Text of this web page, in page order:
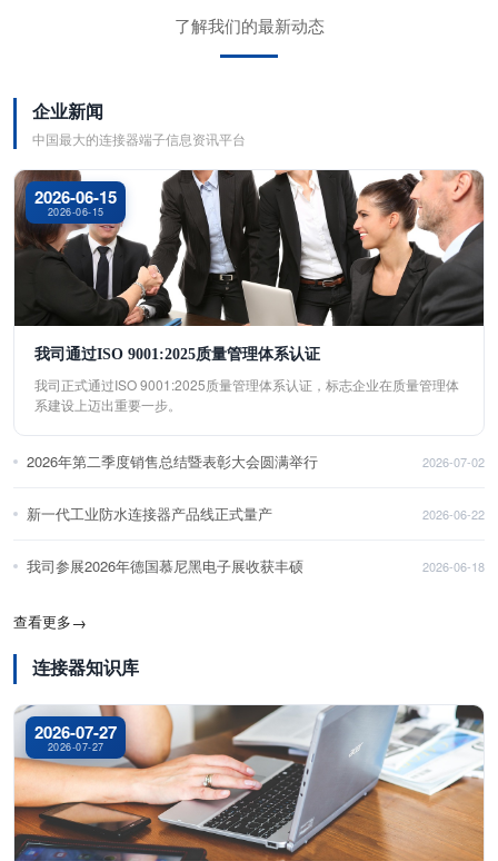
了解我们的最新动态
企业新闻
中国最大的连接器端子信息资讯平台
2026-06-15
2026-06-15
我司通过ISO 9001:2025质量管理体系认证
我司正式通过ISO 9001:2025质量管理体系认证，标志企业在质量管理体
系建设上迈出重要一步。
2026年第二季度销售总结暨表彰大会圆满举行 2026-07-02
新一代工业防水连接器产品线正式量产 2026-06-22
我司参展2026年德国慕尼黑电子展收获丰硕 2026-06-18
查看更多→
连接器知识库
2026-07-27
2026-07-27